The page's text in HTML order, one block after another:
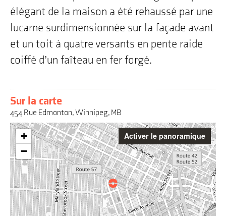
élégant de la maison a été rehaussé par une
lucarne surdimensionnée sur la façade avant
et un toit à quatre versants en pente raide
coiffé d’un faîteau en fer forgé.
Sur la carte
454 Rue Edmonton, Winnipeg, MB
Attention
Cette
carte
interactive
peut
poser
des
défis
pour
+
−
Activer le panoramique